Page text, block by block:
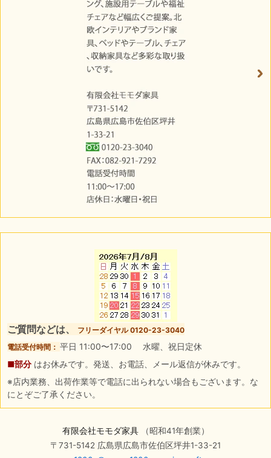
ご質問などは、
フリーダイヤル 0120-23-3040
電話受付時間： 平日 11:00〜17:00 水曜、祝日定休
■部分 はお休みです。発送、お電話、メール返信が休みです。
※店内業務、出荷作業等で電話に出られない場合もございます。な
にとぞご了承ください。
有限会社モモダ家具（昭和41年創業）
〒731-5142 広島県広島市佐伯区坪井1-33-21